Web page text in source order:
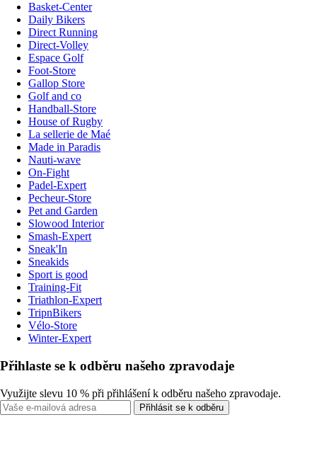
Basket-Center
Daily Bikers
Direct Running
Direct-Volley
Espace Golf
Foot-Store
Gallop Store
Golf and co
Handball-Store
House of Rugby
La sellerie de Maé
Made in Paradis
Nauti-wave
On-Fight
Padel-Expert
Pecheur-Store
Pet and Garden
Slowood Interior
Smash-Expert
Sneak'In
Sneakids
Sport is good
Training-Fit
Triathlon-Expert
TripnBikers
Vélo-Store
Winter-Expert
Přihlaste se k odběru našeho zpravodaje
Využijte slevu 10 % při přihlášení k odběru našeho zpravodaje.
Přihlásit se k odběru